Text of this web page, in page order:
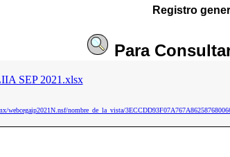
Registro
Para
SEP 2021.xlsx
webcegaip2021N.nsf/nombre_de_la_vista/